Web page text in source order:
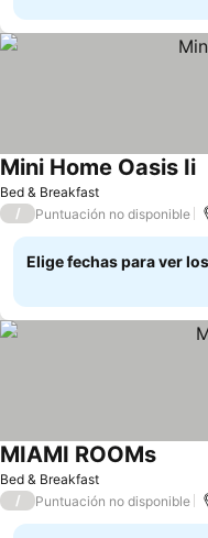
Bed & Breakfast
Mini Home Oasis Ii
/ Puntuación no disponible
Elige fechas para ver
Bed & Breakfast
MIAMI ROOMs
/ Puntuación no disponible